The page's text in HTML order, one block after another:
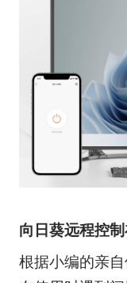
向日葵远程控
根据小编的亲